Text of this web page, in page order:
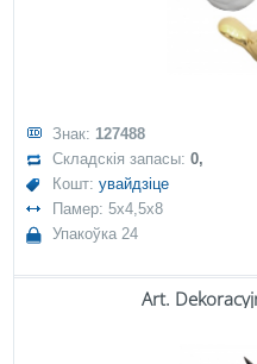
Знак: 127488
Складскія запасы:0,
Кошт:увайдзіце
Памер: 5x4,5x8
Упакоўка 24
Art.